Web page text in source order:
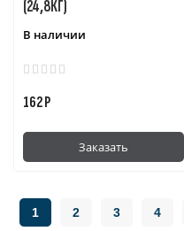
(24,8КГ)
В наличии
162 Р
Заказать
1 2 3 4